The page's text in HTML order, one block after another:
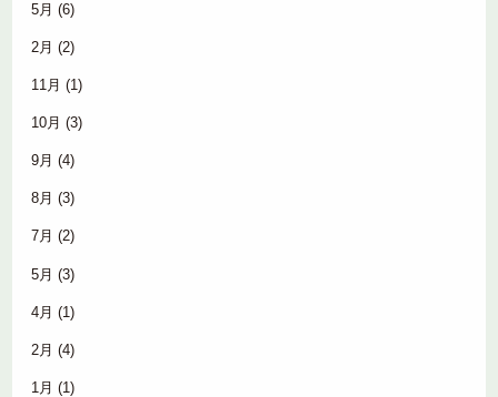
5月 (6)
2月 (2)
11月 (1)
10月 (3)
9月 (4)
8月 (3)
7月 (2)
5月 (3)
4月 (1)
2月 (4)
1月 (1)